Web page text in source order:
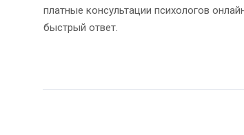
платные консультации психологов
быстрый ответ.